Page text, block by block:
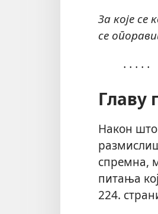
За које
се
․․․․․
Главу
Након
спремна,
питања
224.